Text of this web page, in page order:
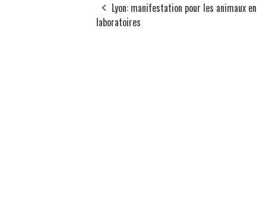
Lyon: manifestation pour les animaux en
laboratoires